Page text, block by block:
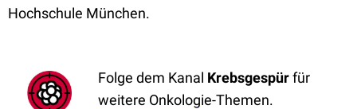
Hochschule München.
Folge dem Kanal Krebsgespürfür
weitere Onkologie-Themen.